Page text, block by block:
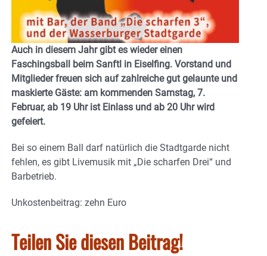
Auch in diesem Jahr gibt es wieder einen
Faschingsball beim Sanftl in Eiselfing. Vorstand und
Mitglieder freuen sich auf zahlreiche gut gelaunte und
maskierte Gäste: am kommenden Samstag, 7.
Februar, ab 19 Uhr ist Einlass und ab 20 Uhr wird
gefeiert.
Bei so einem Ball darf natürlich die Stadtgarde nicht
fehlen, es gibt Livemusik mit „Die scharfen Drei“ und
Barbetrieb.
Unkostenbeitrag: zehn Euro
Teilen Sie diesen Beitrag!